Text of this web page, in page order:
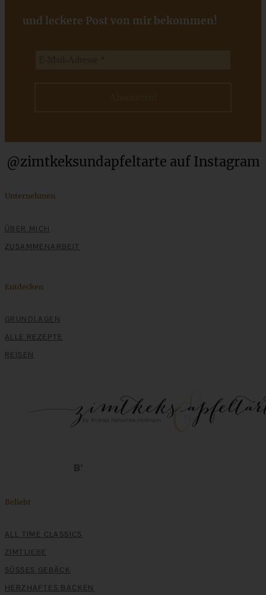
Schweizer Wurstsalat mit Käse – einfach, würzig und in
15 Minuten auf dem Tisch!
ZUM BEITRAG
Klassische Spargelcremesuppe aus Spargel und
ZUM BEITRAG
und leckere Post von mir bekommen!
@zimtkeksundapfeltarte auf Instagram
Unternehmen
ÜBER MICH
ZUSAMMENARBEIT
Entdecken
GRUNDLAGEN
ALLE REZEPTE
REISEN
Beliebt
ALL TIME CLASSICS
ZIMTLIEBE
SÜSSES GEBÄCK
HERZHAFTES BACKEN